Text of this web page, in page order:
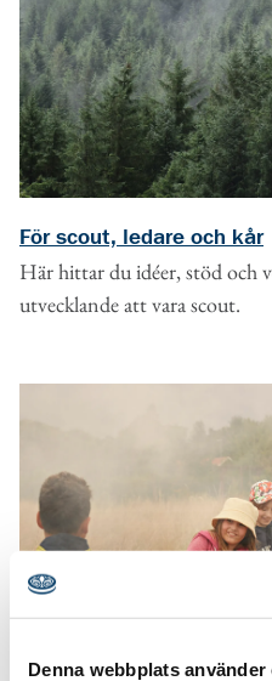
Denna webbplats använder
För scout, ledare och kår
Här hittar du idéer, stöd och
utvecklande att vara scout.